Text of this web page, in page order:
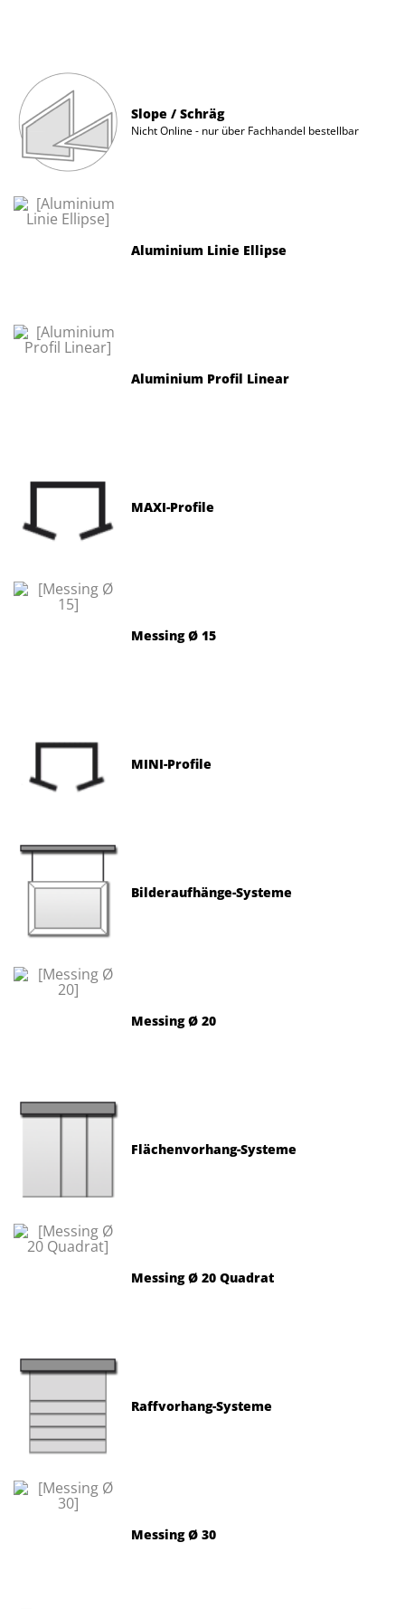
Slope / Schräg
Nicht Online - nur über Fachhandel bestellbar
Aluminium Linie Ellipse
Aluminium Profil Linear
MAXI-Profile
Messing Ø 15
MINI-Profile
Bilderaufhänge-Systeme
Messing Ø 20
Flächenvorhang-Systeme
Messing Ø 20 Quadrat
Raffvorhang-Systeme
Messing Ø 30